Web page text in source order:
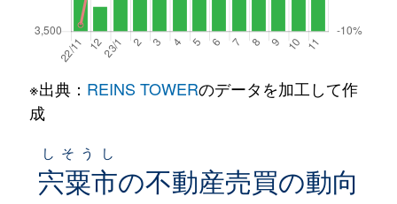
※出典： REINS TOWERのデータを加工して作
成
宍粟市
しそうし
の不動産売買の動向